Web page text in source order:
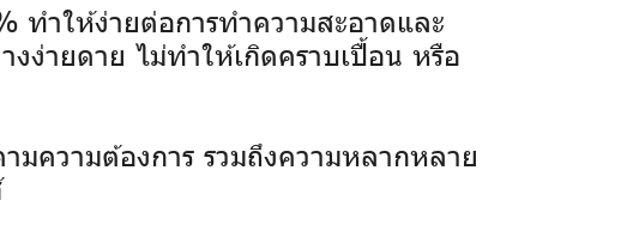
ทำให้ง่ายต่อการทำความสะอาดและ
ง่ายดาย ไม่ทำให้เกิดคราบเปื้อน หรือ
ความต้องการ รวมถึงความหลากหลาย